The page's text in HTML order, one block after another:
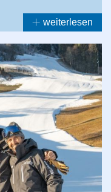
weiterlesen